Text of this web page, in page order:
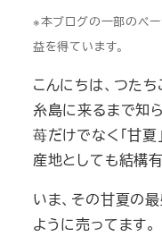
※本ブログの一部のペー
益を得ています。
こんにちは、つたち
糸島に来るまで知
苺だけでなく「甘
産地としても結構
いま、その甘夏の
ように売ってます。